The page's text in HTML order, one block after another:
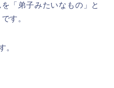
「弟子みたいなもの」と
す。
。